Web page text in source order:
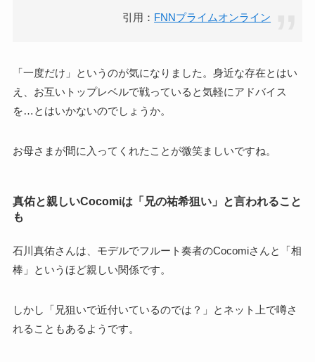
引用： FNNプライムオンライン
「一度だけ」というのが気になりました。身近な存在とはい
え、お互いトップレベルで戦っていると気軽にアドバイス
を…とはいかないのでしょうか。
お母さまが間に入ってくれたことが微笑ましいですね。
真佑と親しいCocomiは「兄の祐希狙い」と言われること
も
石川真佑さんは、モデルでフルート奏者のCocomiさんと「相
棒」というほど親しい関係です。
しかし「兄狙いで近付いているのでは？」とネット上で噂さ
れることもあるようです。